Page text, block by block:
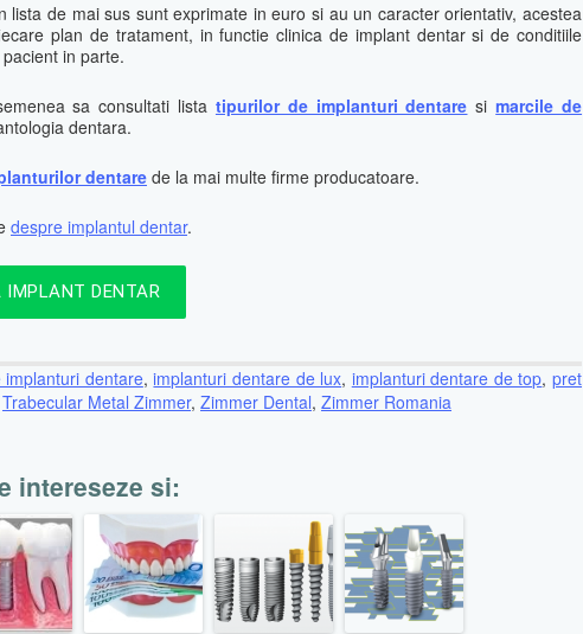
lista de mai sus sunt exprimate in euro si au un caracter orientativ, acestea
plan de tratament, in functie clinica de implant dentar si de conditiile
in parte.
sa consultati lista tipurilor de implanturi dentare simarcile de
dentara.
dentare de la mai multe firme producatoare.
despre implantul dentar.
IMPLANT DENTAR
dentare,implanturi dentare de lux, implanturi dentare de top,pret
Trabecular Metal Zimmer, Zimmer Dental, Zimmer Romania
intereseze si: